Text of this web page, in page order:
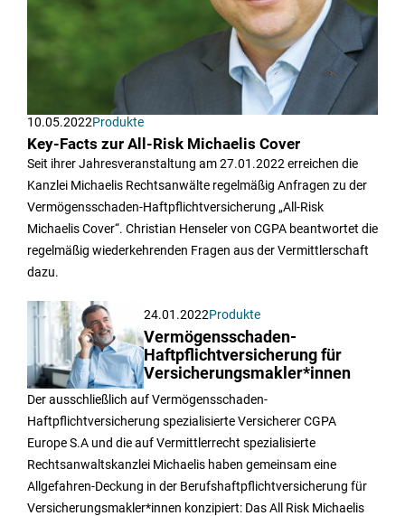
10.05.2022Produkte
Key-Facts zur All-Risk Michaelis Cover
Seit ihrer Jahresveranstaltung am 27.01.2022 erreichen die
Kanzlei Michaelis Rechtsanwälte regelmäßig Anfragen zu der
Vermögensschaden-Haftpflichtversicherung „All-Risk
Michaelis Cover“. Christian Henseler von CGPA beantwortet die
regelmäßig wiederkehrenden Fragen aus der Vermittlerschaft
dazu.
24.01.2022Produkte
Vermögensschaden-
Haftpflichtversicherung für
Versicherungsmakler*innen
Der ausschließlich auf Vermögensschaden-
Haftpflichtversicherung spezialisierte Versicherer CGPA
Europe S.A und die auf Vermittlerrecht spezialisierte
Rechtsanwaltskanzlei Michaelis haben gemeinsam eine
Allgefahren-Deckung in der Berufshaftpflichtversicherung für
Versicherungsmakler*innen konzipiert: Das All Risk Michaelis